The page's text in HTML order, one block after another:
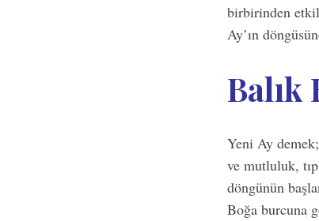
birbirinden
Ay’ın
Balık
Yeni Ay
ve mutluluk,
döngünün
Boğa burcuna